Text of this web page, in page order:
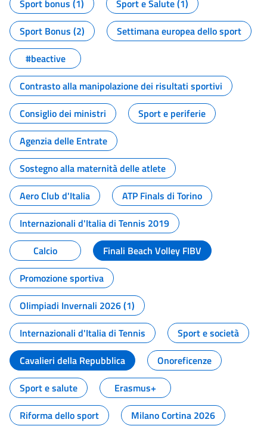
Sport bonus (1)
Sport e Salute (1)
Sport Bonus (2)
Settimana europea dello sport
#beactive
Contrasto alla manipolazione dei risultati sportivi
Consiglio dei ministri
Sport e periferie
Agenzia delle Entrate
Sostegno alla maternità delle atlete
Aero Club d'Italia
ATP Finals di Torino
Internazionali d'Italia di Tennis 2019
Calcio
Finali Beach Volley FIBV
Promozione sportiva
Olimpiadi Invernali 2026 (1)
Internazionali d'Italia di Tennis
Sport e società
Cavalieri della Repubblica
Onoreficenze
Sport e salute
Erasmus+
Riforma dello sport
Milano Cortina 2026